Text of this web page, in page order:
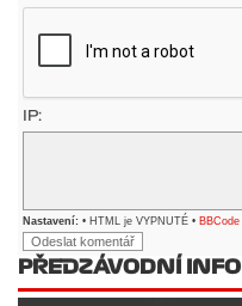
IP:
Nastavení: • HTML je VYPNUTÉ • BBCode
PŘEDZÁVODNÍ INFO